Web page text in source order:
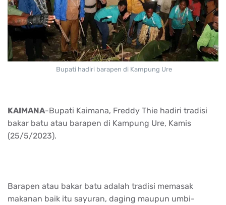
Bupati hadiri barapen di Kampung Ure
KAIMANA-Bupati Kaimana, Freddy Thie hadiri tradisi
bakar batu atau barapen di Kampung Ure, Kamis
(25/5/2023).
Barapen atau bakar batu adalah tradisi memasak
makanan baik itu sayuran, daging maupun umbi-